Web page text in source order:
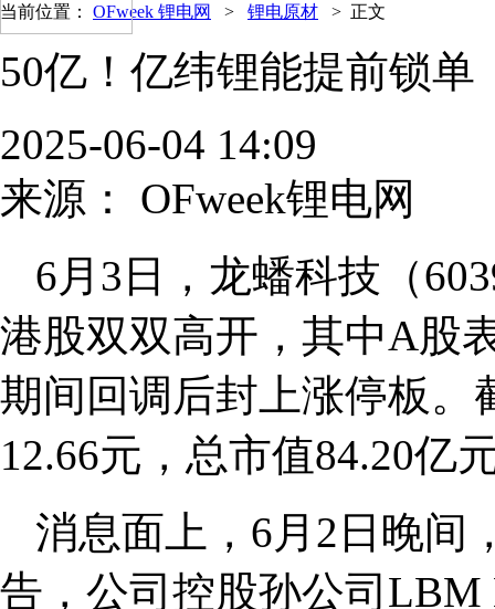
当前位置： OFweek 锂电网 > 锂电原材 > 正文
50亿！亿纬锂能提前锁单
2025-06-04 14:09
来源：
OFweek锂电网
6月3日，龙蟠科技（
港股双双高开，其中A股
期间回调后封上涨停板
12.66元，总市值84.20亿
消息面上，6月2日晚间
告，公司控股孙公司LBM